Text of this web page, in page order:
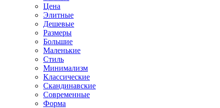
Цена
Элитные
Дешевые
Размеры
Большие
Маленькие
Стиль
Минимализм
Классические
Скандинавские
Современные
Форма